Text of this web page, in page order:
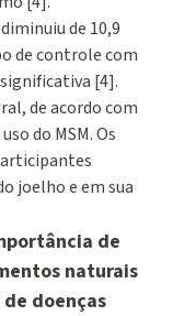
de 10,9
de controle com
[4].
de acordo com
do MSM. Os
joelho e em sua
de
naturais
doenças